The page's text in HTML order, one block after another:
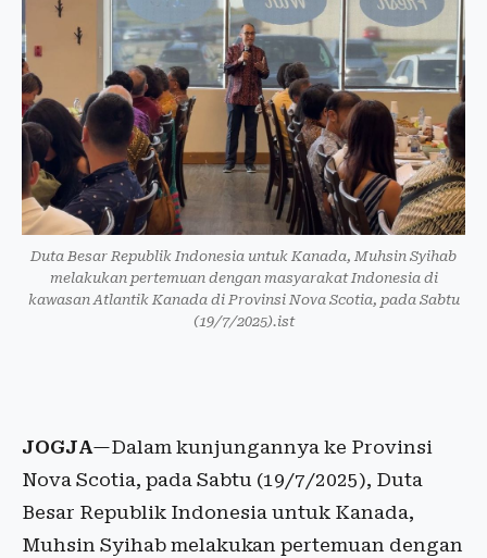
Duta Besar Republik Indonesia untuk Kanada, Muhsin Syihab
melakukan pertemuan dengan masyarakat Indonesia di
kawasan Atlantik Kanada di Provinsi Nova Scotia, pada Sabtu
(19/7/2025).ist
JOGJA—Dalam kunjungannya ke Provinsi
Nova Scotia, pada Sabtu (19/7/2025), Duta
Besar Republik Indonesia untuk Kanada,
Muhsin Syihab melakukan pertemuan dengan